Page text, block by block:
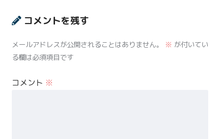
コメントを残す
メールアドレスが公開されることはありません。 ※ が付いてい
る欄は必須項目です
コメント ※